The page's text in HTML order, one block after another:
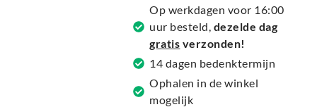
t
v
e
:
Op werkdagen voor 16:00
uur besteld, dezelde dag
gratis verzonden!
14 dagen bedenktermijn
Ophalen in de winkel
mogelijk